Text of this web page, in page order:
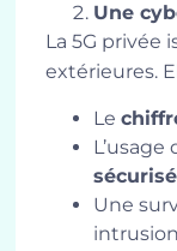
Une
La 5G privée
extérieures.
Le
L’usage
Une